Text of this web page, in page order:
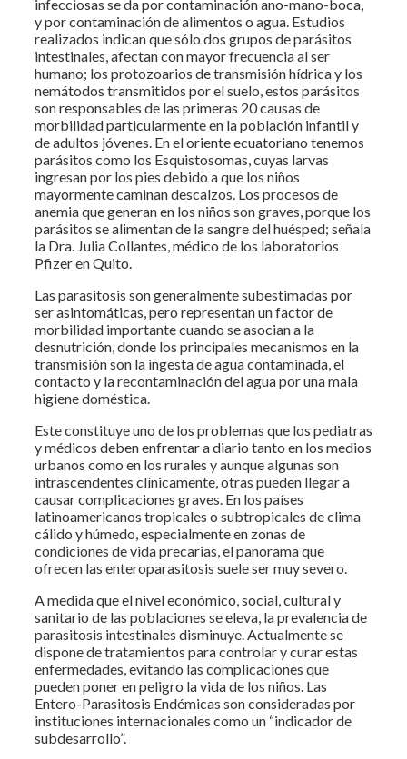
infecciosas se da por contaminación ano-mano-boca,
y por contaminación de alimentos o agua. Estudios
realizados indican que sólo dos grupos de parásitos
intestinales, afectan con mayor frecuencia al ser
humano; los protozoarios de transmisión hídrica y los
nemátodos transmitidos por el suelo, estos parásitos
son responsables de las primeras 20 causas de
morbilidad particularmente en la población infantil y
de adultos jóvenes. En el oriente ecuatoriano tenemos
parásitos como los Esquistosomas, cuyas larvas
ingresan por los pies debido a que los niños
mayormente caminan descalzos. Los procesos de
anemia que generan en los niños son graves, porque los
parásitos se alimentan de la sangre del huésped; señala
la Dra. Julia Collantes, médico de los laboratorios
Pfizer en Quito.
Las parasitosis son generalmente subestimadas por
ser asintomáticas, pero representan un factor de
morbilidad importante cuando se asocian a la
desnutrición, donde los principales mecanismos en la
transmisión son la ingesta de agua contaminada, el
contacto y la recontaminación del agua por una mala
higiene doméstica.
Este constituye uno de los problemas que los pediatras
y médicos deben enfrentar a diario tanto en los medios
urbanos como en los rurales y aunque algunas son
intrascendentes clínicamente, otras pueden llegar a
causar complicaciones graves. En los países
latinoamericanos tropicales o subtropicales de clima
cálido y húmedo, especialmente en zonas de
condiciones de vida precarias, el panorama que
ofrecen las enteroparasitosis suele ser muy severo.
A medida que el nivel económico, social, cultural y
sanitario de las poblaciones se eleva, la prevalencia de
parasitosis intestinales disminuye. Actualmente se
dispone de tratamientos para controlar y curar estas
enfermedades, evitando las complicaciones que
pueden poner en peligro la vida de los niños. Las
Entero-Parasitosis Endémicas son consideradas por
instituciones internacionales como un “indicador de
subdesarrollo”.